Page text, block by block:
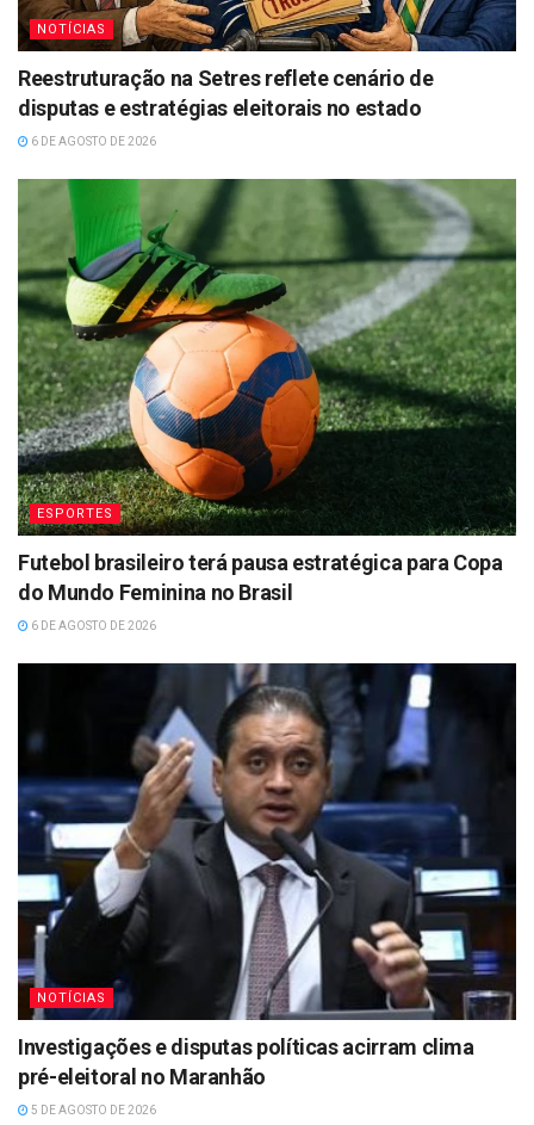
NOTÍCIAS
Reestruturação na Setres reflete cenário de
disputas e estratégias eleitorais no estado
6 DE AGOSTO DE 2026
ESPORTES
Futebol brasileiro terá pausa estratégica para Copa
do Mundo Feminina no Brasil
6 DE AGOSTO DE 2026
NOTÍCIAS
Investigações e disputas políticas acirram clima
pré-eleitoral no Maranhão
5 DE AGOSTO DE 2026